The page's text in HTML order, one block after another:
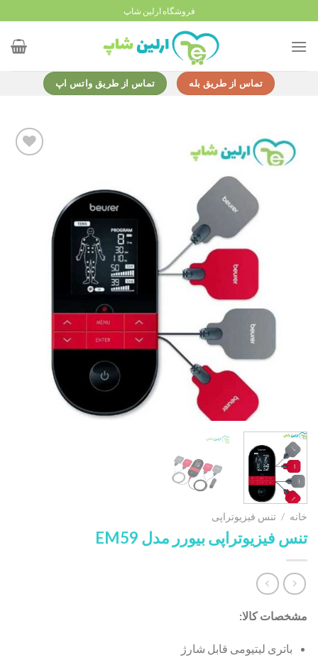
to
content
فروشگاه ارلین شاپ
تماس از طریق بله تماس از طریق واتس اپ
خانه / تنس فیزیوتراپی
تنس فیزیوتراپی بیورر مدل EM59
مشخصات کالا:
باتری لیتیومی قابل شارژ